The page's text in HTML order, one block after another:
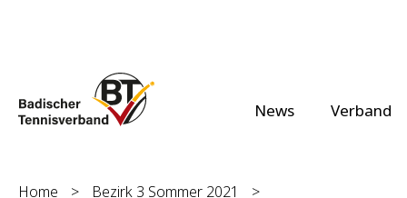
News Verband
Home > Bezirk 3 Sommer 2021
>